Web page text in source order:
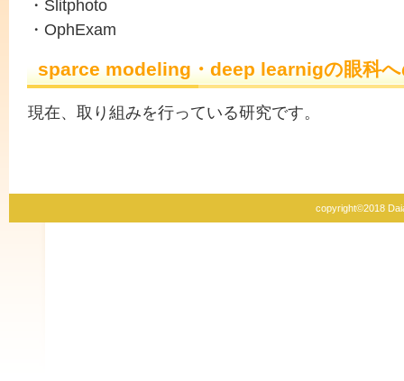
・Slitphoto
・OphExam
sparce modeling・deep learnigの眼科へ
現在、取り組みを行っている研究です。
copyright©2018